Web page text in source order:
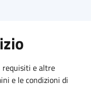
requisiti e altre
e le condizioni di